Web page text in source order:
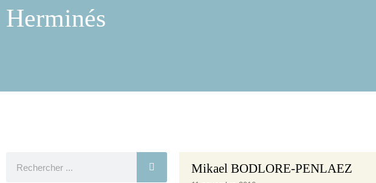
Herminés
Mikael BODLORE-PENLAEZ